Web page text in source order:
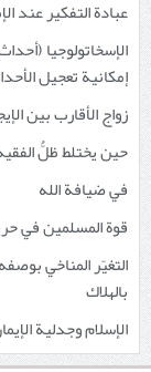
عبادة التفكير عند
الإسخاتولوجيا
إمكانية تعجيل
زواج الأقارب بين
حين يختلط ظلُّ
في ضيافة الله
قوة المسلمين في
التغيّر المناخي
بالهلاك
الإسلام وجدلية